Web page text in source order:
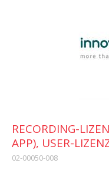
RECORDING-
APP), USER-
02-00050-008